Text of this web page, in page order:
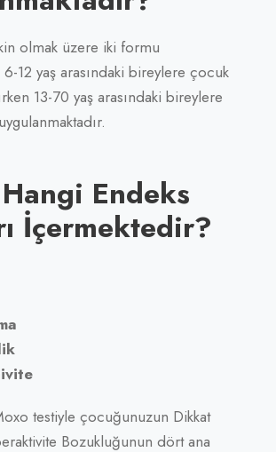
olmak üzere iki formu
12 yaş arasındaki bireylere çocuk
13-70 yaş arasındaki bireylere
Endeks
İçermektedir?
testiyle çocuğunuzun Dikkat
Bozukluğunun dört ana